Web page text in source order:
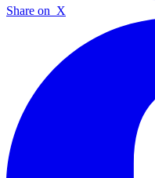
Share on X